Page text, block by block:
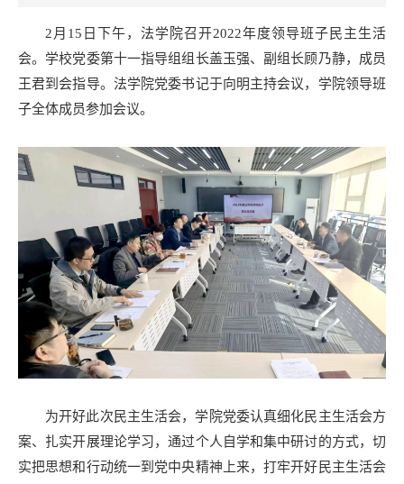
2月15日下午，法学院召开2022年度领导班子民主生活
会。学校党委第十一指导组组长盖玉强、副组长顾乃静，成员
王君到会指导。法学院党委书记于向明主持会议，学院领导班
子全体成员参加会议。
为开好此次民主生活会，学院党委认真细化民主生活会方
案、扎实开展理论学习，通过个人自学和集中研讨的方式，切
实把思想和行动统一到党中央精神上来，打牢开好民主生活会